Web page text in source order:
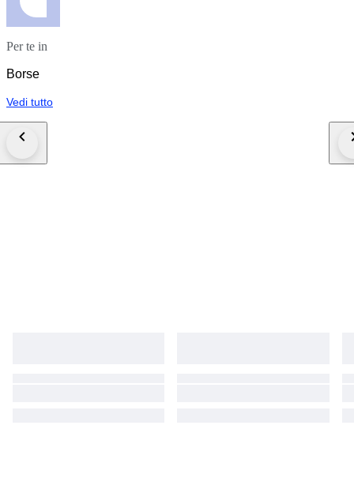
Per te in
Borse
Vedi tutto